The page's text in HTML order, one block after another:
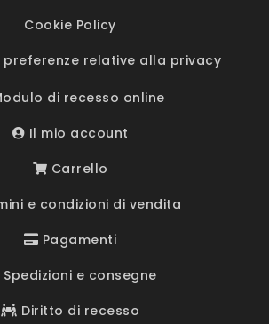
Cookie Policy
relative alla privacy
di recesso online
Il mio account
Carrello
e condizioni di vendita
Pagamenti
Spedizioni e consegne
Diritto di recesso